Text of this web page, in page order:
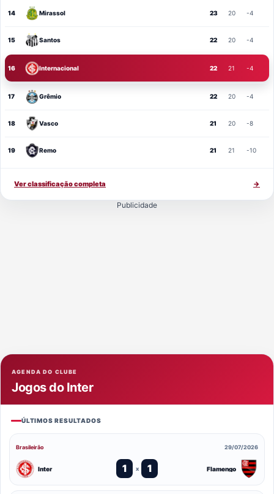
14 Mirassol 23 20 -4
15 Santos 22 20 -4
16 Internacional 22 21 -4
17 Grêmio 22 20 -4
18 Vasco 21 20 -8
19 Remo 21 21 -10
Ver classificação completa →
Publicidade
AGENDA DO CLUBE
Jogos do Inter
ÚLTIMOS RESULTADOS
Brasileirão 29/07/2026
Inter 1 x 1 Flamengo